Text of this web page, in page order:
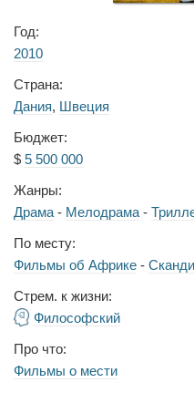
Год:
2010
Страна:
Дания, Швеция
Бюджет:
$ 5 500 000
Жанры:
Драма - Мелодрама -
По месту:
Фильмы об Африке -
Стрем. к жизни:
Философский
Про что:
Фильмы о мести